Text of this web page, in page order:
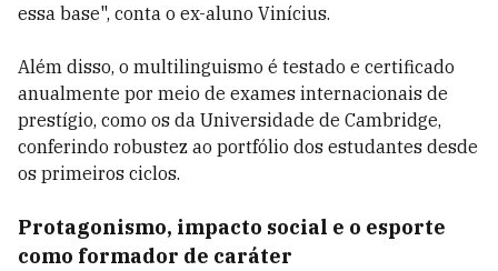
essa base", conta o ex-aluno Vinícius.
Além disso, o multilinguismo é testado e certificado
anualmente por meio de exames internacionais de
prestígio, como os da Universidade de Cambridge,
conferindo robustez ao portfólio dos estudantes desde
os primeiros ciclos.
Protagonismo, impacto social e o esporte
como formador de caráter